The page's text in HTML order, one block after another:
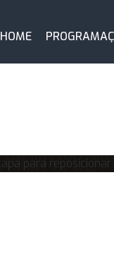
HOME
para reposicionar